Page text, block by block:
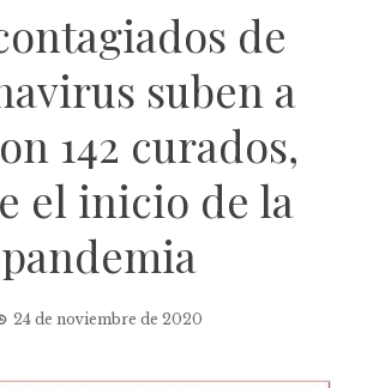
de
suben a
142 curados,
el inicio de la
pandemia
24 de noviembre de 2020